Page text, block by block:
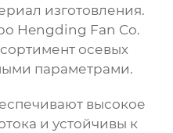
изготовления.
Hengding Fan Co.
осевых
параметрами.
высокое
и устойчивы к